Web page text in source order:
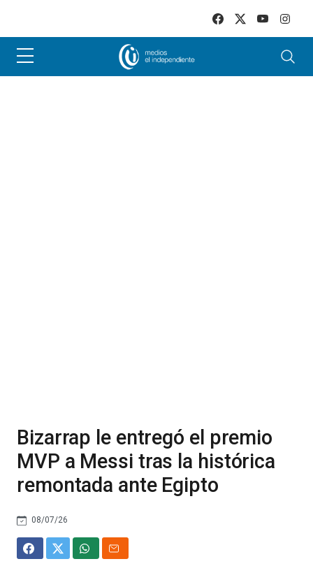
Bizarrap le entregó el premio
MVP a Messi tras la histórica
remontada ante Egipto
08/07/26